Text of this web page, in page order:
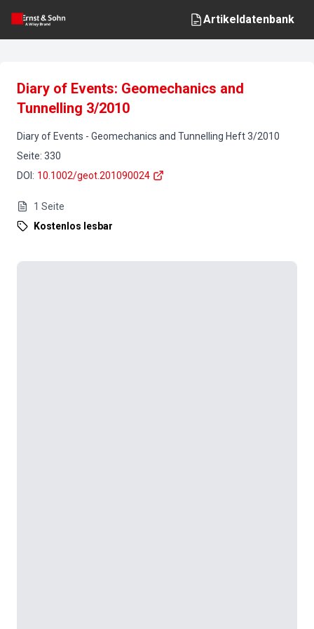
Artikeldatenbank
Diary of Events: Geomechanics and
Tunnelling 3/2010
Diary of Events - Geomechanics and Tunnelling Heft3/2010
Seite: 330
DOI : 10.1002/geot.201090024
1 Seite
Kostenlos lesbar